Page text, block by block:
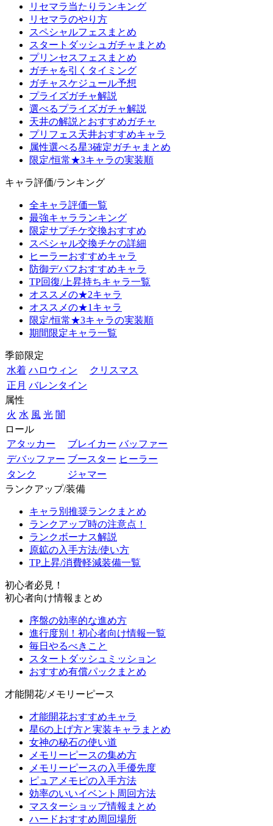
リセマラ当たりランキング
リセマラのやり方
スペシャルフェスまとめ
スタートダッシュガチャまとめ
プリンセスフェスまとめ
ガチャを引くタイミング
ガチャスケジュール予想
プライズガチャ解説
選べるプライズガチャ解説
天井の解説とおすすめガチャ
プリフェス天井おすすめキャラ
属性選べる星3確定ガチャまとめ
限定/恒常★3キャラの実装順
キャラ評価/ランキング
全キャラ評価一覧
最強キャラランキング
限定サプチケ交換おすすめ
スペシャル交換チケの詳細
ヒーラーおすすめキャラ
防御デバフおすすめキャラ
TP回復/上昇持ちキャラ一覧
オススメの★2キャラ
オススメの★1キャラ
限定/恒常★3キャラの実装順
期間限定キャラ一覧
季節限定
水着 ハロウィン
クリスマス
正月 バレンタイン
属性
火 水 風 光 闇
ロール
アタッカー
ブレイカー バッファー
デバッファー ブースター ヒーラー
タンク
ジャマー
ランクアップ/装備
キャラ別推奨ランクまとめ
ランクアップ時の注意点！
ランクボーナス解説
原鉱の入手方法/使い方
TP上昇/消費軽減装備一覧
初心者必見！
初心者向け情報まとめ
序盤の効率的な進め方
進行度別！初心者向け情報一覧
毎日やるべきこと
スタートダッシュミッション
おすすめ有償パックまとめ
才能開花/メモリーピース
才能開花おすすめキャラ
星6の上げ方と実装キャラまとめ
女神の秘石の使い道
メモリーピースの集め方
メモリーピースの入手優先度
ピュアメモピの入手方法
効率のいいイベント周回方法
マスターショップ情報まとめ
ハードおすすめ周回場所